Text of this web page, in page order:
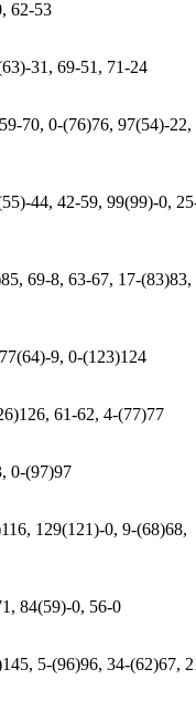
62-53
31, 69-51, 71-24
70, 0-(76)76, 97(54)-22,
44, 42-59, 99(99)-0,
69-8, 63-67, 17-(83)83,
9, 0-(123)124
61-62, 4-(77)77
0-(97)97
129(121)-0, 9-(68)68,
84(59)-0, 56-0
5-(96)96, 34-(62)67,